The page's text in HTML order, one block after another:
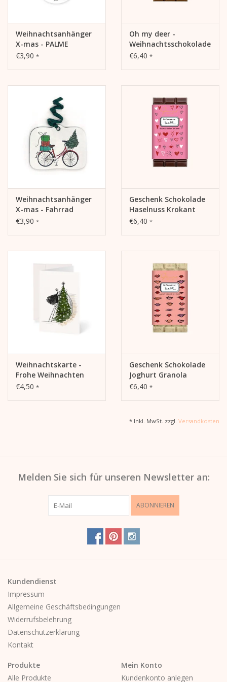
Weihnachtsanhänger
X-mas - PALME
€3,90 *
Oh my deer -
Weihnachtsschokolade
- Spekulatius - 42%
€6,40 *
Weihnachtsanhänger
X-mas - Fahrrad
€3,90 *
Geschenk Schokolade
Haselnuss Krokant
€6,40 *
Weihnachtskarte -
Frohe Weihnachten
€4,50 *
Geschenk Schokolade
Joghurt Granola
€6,40 *
* Inkl. MwSt. zzgl. Versandkosten
Melden Sie sich für unseren Newsletter an:
ABONNIEREN
Kundendienst
Impressum
Allgemeine Geschäftsbedingungen
Widerrufsbelehrung
Datenschutzerklärung
Kontakt
Produkte
Alle Produkte
Mein Konto
Kundenkonto anlegen